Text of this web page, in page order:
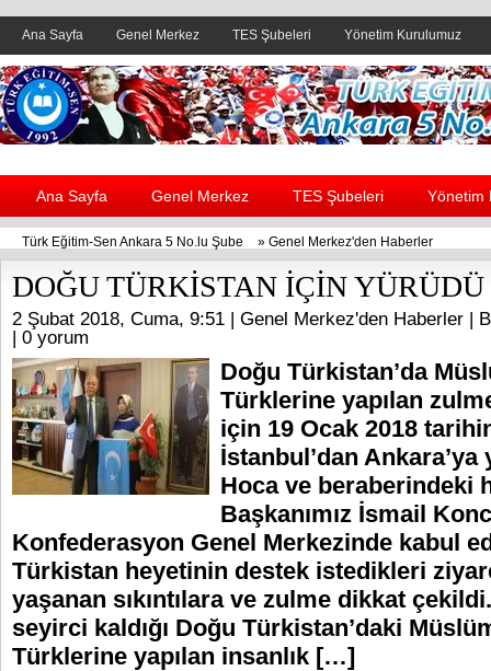
Ana Sayfa Genel Merkez TES Şubeleri Yönetim Kurulumuz
Header yanı reklam alanı
Ana Sayfa Genel Merkez TES Şubeleri Yönetim
Türk Eğitim-Sen Ankara 5 No.lu Şube » Genel Merkez'den Haberler
DOĞU TÜRKİSTAN İÇİN YÜRÜDÜ
2 Şubat 2018, Cuma, 9:51 | Genel Merkez'den Haberler |
| 0 yorum
Doğu Türkistan’da
Türklerine yapılan
için 19 Ocak 2018
İstanbul’dan
Hoca ve beraberindeki
Başkanımız İsmail
Konfederasyon Genel Merkezinde kabul
Türkistan heyetinin destek istedikleri
yaşanan sıkıntılara ve zulme dikkat
seyirci kaldığı Doğu Türkistan’daki
Türklerine yapılan insanlık […]